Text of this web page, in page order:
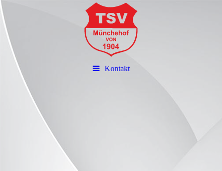
Kontakt